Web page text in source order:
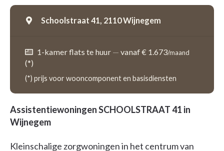
Schoolstraat 41, 2110 Wijnegem
1-kamer flats te huur — vanaf € 1.673/maand
(*)
(*) prijs voor wooncomponent en basisdiensten
Assistentiewoningen SCHOOLSTRAAT 41 in
Wijnegem
Kleinschalige zorgwoningen in het centrum van